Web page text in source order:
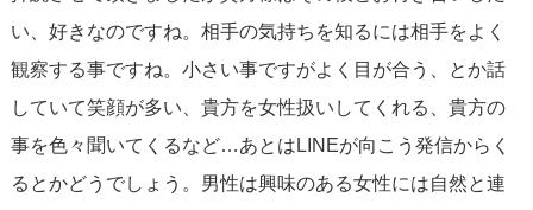
い、好きなのですね。相手の気持ちを知るには相手をよく
観察する事ですね。小さい事ですがよく目が合う、とか話
していて笑顔が多い、貴方を女性扱いしてくれる、貴方の
事を色々聞いてくるなど…あとはLINEが向こう発信からく
るとかどうでしょう。男性は興味のある女性には自然と連